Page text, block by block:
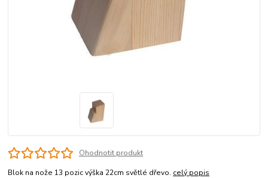
Ohodnotit produkt
Blok na nože 13 pozic výška 22cm světlé dřevo. celý popis